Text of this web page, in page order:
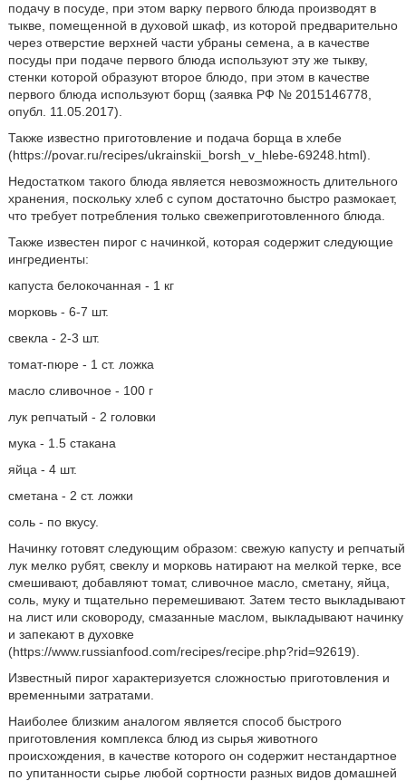
подачу в посуде, при этом варку первого блюда производят в
тыкве, помещенной в духовой шкаф, из которой предварительно
через отверстие верхней части убраны семена, а в качестве
посуды при подаче первого блюда используют эту же тыкву,
стенки которой образуют второе блюдо, при этом в качестве
первого блюда используют борщ (заявка РФ № 2015146778,
опубл. 11.05.2017).
Также известно приготовление и подача борща в хлебе
(https://povar.ru/recipes/ukrainskii_borsh_v_hlebe-69248.html).
Недостатком такого блюда является невозможность длительного
хранения, поскольку хлеб с супом достаточно быстро размокает,
что требует потребления только свежеприготовленного блюда.
Также известен пирог с начинкой, которая содержит следующие
ингредиенты:
капуста белокочанная - 1 кг
морковь - 6-7 шт.
свекла - 2-3 шт.
томат-пюре - 1 ст. ложка
масло сливочное - 100 г
лук репчатый - 2 головки
мука - 1.5 стакана
яйца - 4 шт.
сметана - 2 ст. ложки
соль - по вкусу.
Начинку готовят следующим образом: свежую капусту и репчатый
лук мелко рубят, свеклу и морковь натирают на мелкой терке, все
смешивают, добавляют томат, сливочное масло, сметану, яйца,
соль, муку и тщательно перемешивают. Затем тесто выкладывают
на лист или сковороду, смазанные маслом, выкладывают начинку
и запекают в духовке
(https://www.russianfood.com/recipes/recipe.php?rid=92619).
Известный пирог характеризуется сложностью приготовления и
временными затратами.
Наиболее близким аналогом является способ быстрого
приготовления комплекса блюд из сырья животного
происхождения, в качестве которого он содержит нестандартное
по упитанности сырье любой сортности разных видов домашней